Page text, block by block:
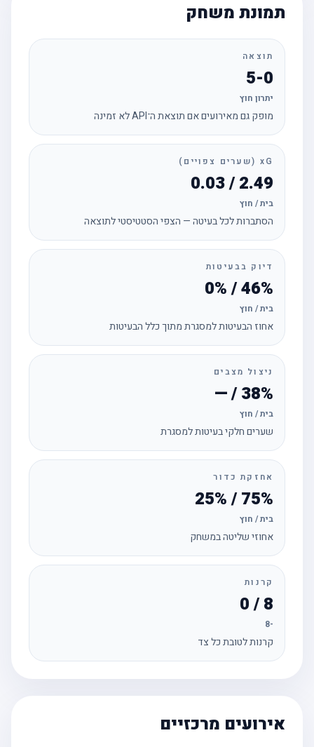
תמונת משחק
תוצאה
5-0
יתרון חוץ
מופק גם מאירועים אם תוצאת ה־API לא זמינה
xG (שערים צפויים)
2.49 / 0.03
בית / חוץ
הסתברות לכל בעיטה — הצפי הסטטיסטי לתוצאה
דיוק בבעיטות
46% / 0%
בית / חוץ
אחוז הבעיטות למסגרת מתוך כלל הבעיטות
ניצול מצבים
38% / —
בית / חוץ
שערים חלקי בעיטות למסגרת
אחזקת כדור
75% / 25%
בית / חוץ
אחוזי שליטה במשחק
קרנות
קרנות לטובת כל צד
אירועים מרכזיים